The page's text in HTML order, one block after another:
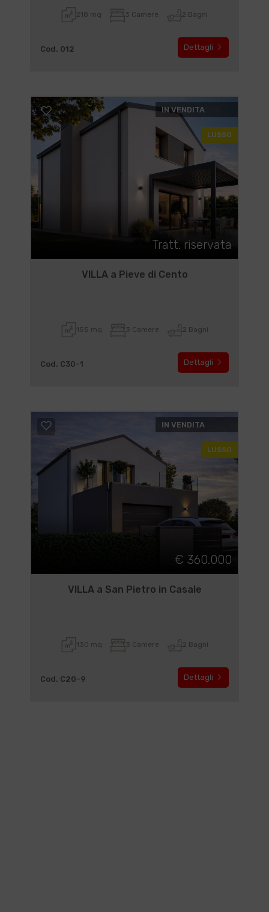
218 mq 3 Camere 2 Bagni
Cod. 012 Dettagli
IN VENDITA
LUSSO
Tratt. riservata
VILLA a Pieve di Cento
155 mq 3 Camere 2 Bagni
Cod. C30-1 Dettagli
IN VENDITA
LUSSO
€ 360.000
VILLA a San Pietro in Casale
130 mq 3 Camere 2 Bagni
Cod. C20-9 Dettagli